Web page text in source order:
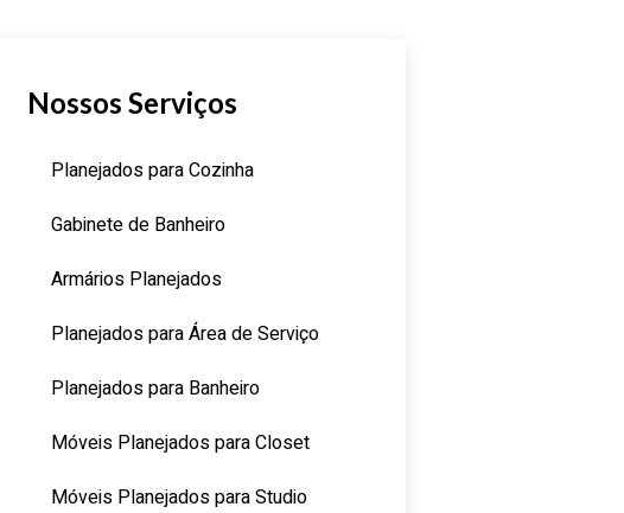
Nossos Serviços
Planejados para Cozinha
Gabinete de Banheiro
Armários Planejados
Planejados para Área de Serviço
Planejados para Banheiro
Móveis Planejados para Closet
Móveis Planejados para Studio